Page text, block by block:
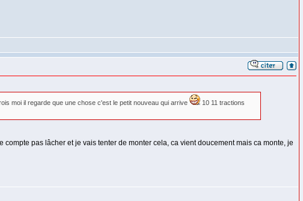
moi il regarde que une chose c'est le petit nouveau qui arrive
10 11 tractions
pas lâcher et je vais tenter de monter cela, ca vient doucement mais ca monte, je